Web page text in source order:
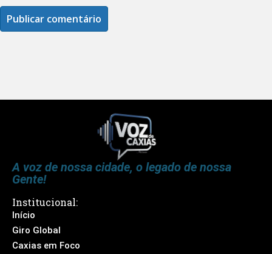
A voz de nossa cidade, o legado de nossa
Gente!
Institucional:
Início
Giro Global
Caxias em Foco